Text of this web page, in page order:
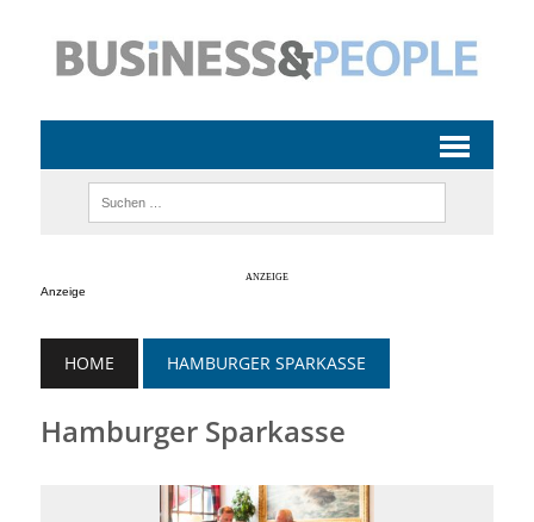
Anzeige
HOME HAMBURGER SPARKASSE
Hamburger Sparkasse